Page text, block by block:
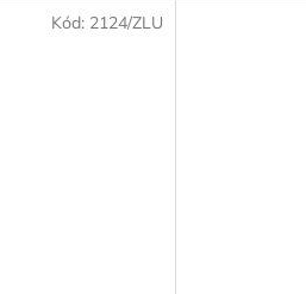
Kód: 2124/ZLU